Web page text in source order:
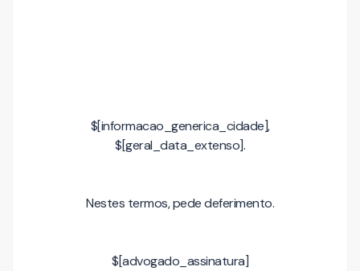
$[informacao_generica_cidade],
$[geral_data_extenso].
Nestes termos, pede deferimento.
$[advogado_assinatura]